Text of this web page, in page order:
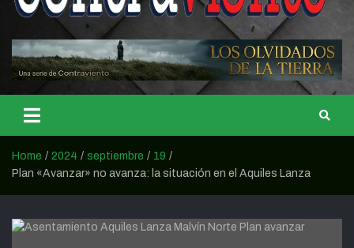
CONTRAVIENTO
Home 2024 septiembre
19
Plan «Avanzar» no avanza: la situación en el Aquiles Lanza